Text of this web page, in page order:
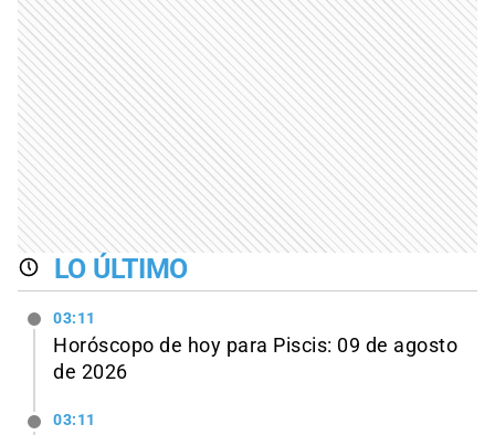
LO ÚLTIMO
03:11
Horóscopo de hoy para Piscis: 09 de agosto
de 2026
03:11